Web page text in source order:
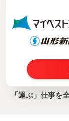
「運ぶ」仕事を